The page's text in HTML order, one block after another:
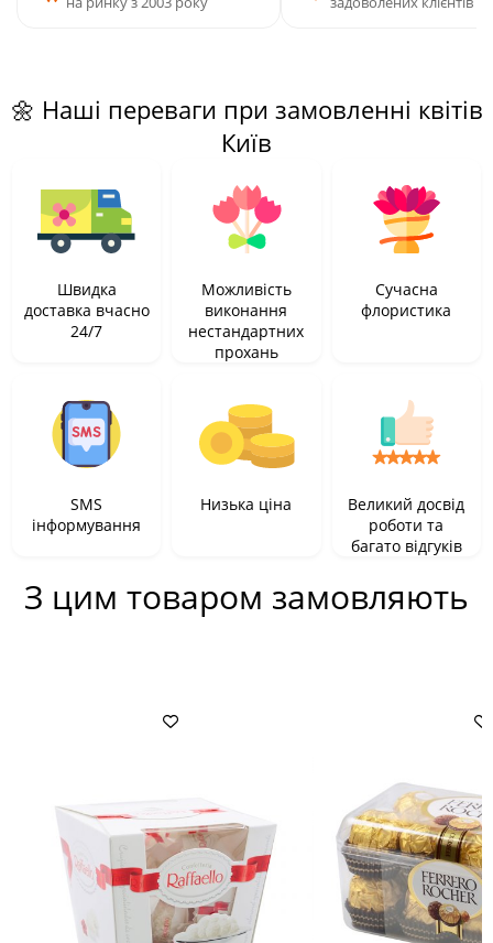
🌼 Наші переваги при замовленні квітів
Київ
Швидка
доставка вчасно
24/7
Можливість
виконання
нестандартних
прохань
Сучасна
флористика
SMS
інформування
Низька ціна
Великий досвід
роботи та
багато відгуків
З цим товаром замовляють